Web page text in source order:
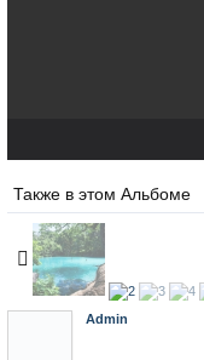
Также в этом Альбоме
Admin